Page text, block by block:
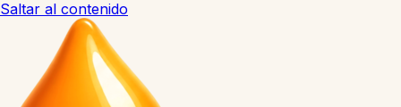
Saltar al contenido